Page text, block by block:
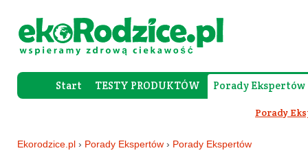
Start TESTY PRODUKTÓW Porady Ekspertów
Forum
Porady
Ekorodzice.pl › Porady Ekspertów › Porady Ekspertów